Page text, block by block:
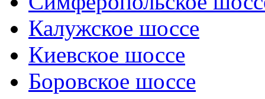
Калужское шоссе
Киевское шоссе
Боровское шоссе